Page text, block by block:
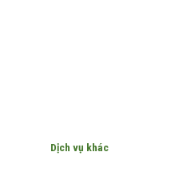
Dịch vụ khác